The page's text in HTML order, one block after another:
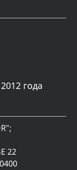
года
22